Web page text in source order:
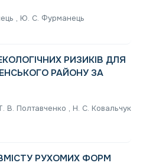
, Ю. С. Фурманець
РИЗИКІВ ДЛЯ
РАЙОНУ ЗА
В. Полтавченко , Н. С. Ковальчук
РУХОМИХ ФОРМ